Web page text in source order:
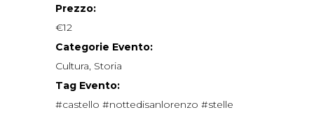
Prezzo:
€12
Categorie Evento:
Cultura, Storia
Tag Evento:
#castello #nottedisanlorenzo #stelle